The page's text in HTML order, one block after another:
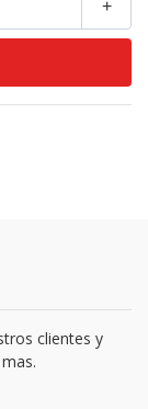
+
clientes y